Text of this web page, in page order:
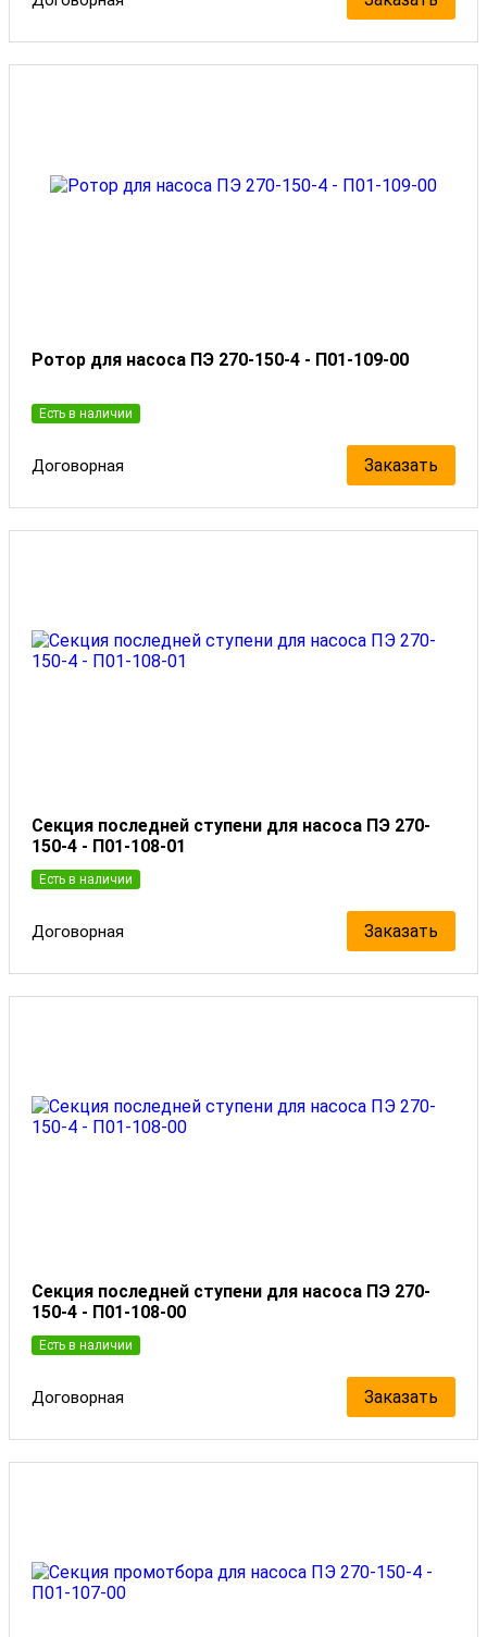
Ротор для насоса ПЭ 270-150-4 - П01-109-00
Есть в наличии
Договорная Заказать
Секция последней ступени для насоса ПЭ 270-
150-4 - П01-108-01
Есть в наличии
Договорная Заказать
Секция последней ступени для насоса ПЭ 270-
150-4 - П01-108-00
Есть в наличии
Договорная Заказать